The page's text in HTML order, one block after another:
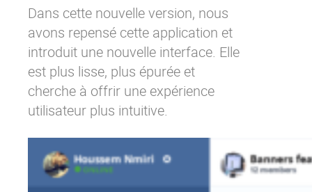
Dans cette nouvelle version, nous
avons repensé cette application et
introduit une nouvelle interface. Elle
est plus lisse, plus épurée et
cherche à offrir une expérience
utilisateur plus intuitive.